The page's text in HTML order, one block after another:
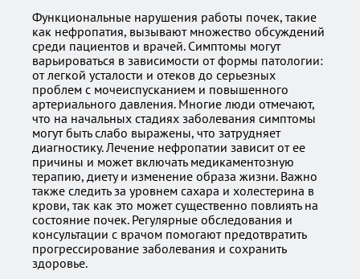
Функциональные нарушения работы почек, такие
как нефропатия, вызывают множество обсуждений
среди пациентов и врачей. Симптомы могут
варьироваться в зависимости от формы патологии:
от легкой усталости и отеков до серьезных
проблем с мочеиспусканием и повышенного
артериального давления. Многие люди отмечают,
что на начальных стадиях заболевания симптомы
могут быть слабо выражены, что затрудняет
диагностику. Лечение нефропатии зависит от ее
причины и может включать медикаментозную
терапию, диету и изменение образа жизни. Важно
также следить за уровнем сахара и холестерина в
крови, так как это может существенно повлиять на
состояние почек. Регулярные обследования и
консультации с врачом помогают предотвратить
прогрессирование заболевания и сохранить
здоровье.